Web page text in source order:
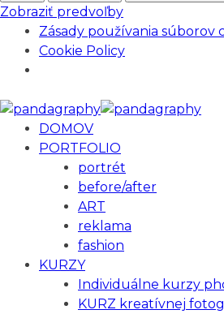
Zobraziť predvoľby
Zásady používania súborov
Cookie Policy
DOMOV
PORTFOLIO
portrét
before/after
ART
reklama
fashion
KURZY
Individuálne kurzy
KURZ kreatívnej